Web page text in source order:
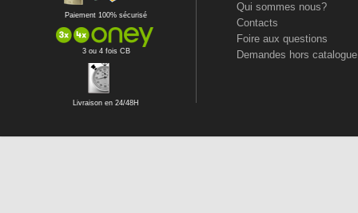
Paiement 100% sécurisé
3 ou 4 fois CB
Livraison en 24/48H
Qui sommes nous?
Contacts
Foire aux questions
Demandes hors catalogue